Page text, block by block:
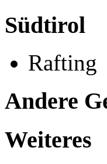
Südtirol
Rafting
Andere
Weiteres